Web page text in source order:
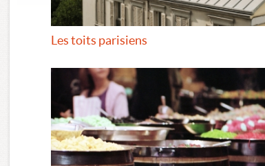
Les toits parisiens